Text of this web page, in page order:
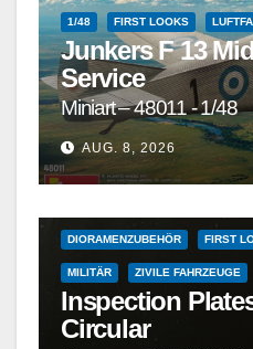
1/48 FIRST LOOKS
Junkers F 13
Service
Miniart – 48011 - 1/48
AUG. 8, 2026
1/72 1/72 UND GRÖSSER
DETAILSÄTZE, MASKEN, DECALS
DIORAMENZUBEHÖR FIRST
MILITÄR ZIVILE FAHRZEUGE
Inspection
Circular